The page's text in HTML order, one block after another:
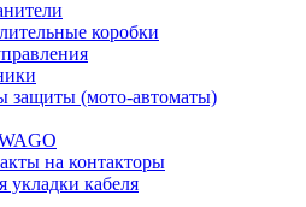
коробки
защиты (мото-автоматы)
на контакторы
укладки кабеля